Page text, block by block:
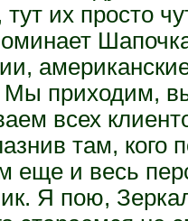
их просто
Мы приходим,
всех
там, кого
еще и весь
Я пою,